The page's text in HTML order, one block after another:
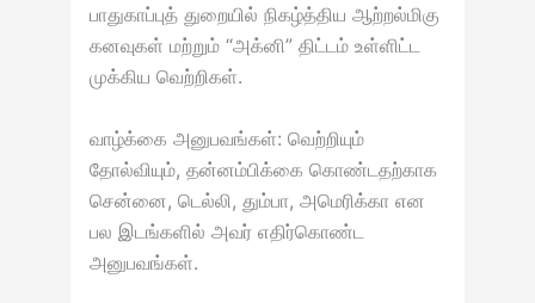
பாதுகாப்புத் துறையில் நிகழ்த்திய ஆற்றல்மிகு
கனவுகள் மற்றும் “அக்னி” திட்டம் உள்ளிட்ட
முக்கிய வெற்றிகள்.
வாழ்க்கை அனுபவங்கள்: வெற்றியும்
தோல்வியும், தன்னம்பிக்கை கொண்டதற்காக
சென்னை, டெல்லி, தும்பா, அமெரிக்கா என
பல இடங்களில் அவர் எதிர்கொண்ட
அனுபவங்கள்.